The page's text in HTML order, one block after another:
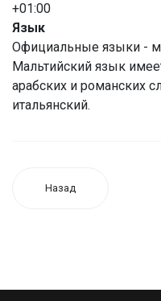
+01:00
Язык
Официальные языки -
Мальтийский язык
арабских и романских
итальянский.
Назад